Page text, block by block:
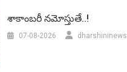
శాకాంబరీ నమోస్తుతే..!
07-08-2026 dharshininews